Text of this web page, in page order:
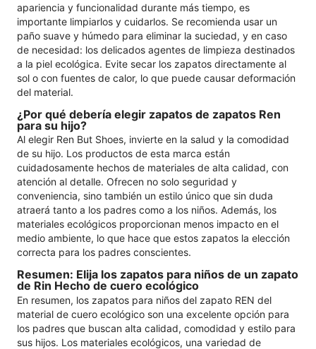
apariencia y funcionalidad durante más tiempo, es
importante limpiarlos y cuidarlos. Se recomienda usar un
paño suave y húmedo para eliminar la suciedad, y en caso
de necesidad: los delicados agentes de limpieza destinados
a la piel ecológica. Evite secar los zapatos directamente al
sol o con fuentes de calor, lo que puede causar deformación
del material.
¿Por qué debería elegir zapatos de zapatos Ren
para su hijo?
Al elegir Ren But Shoes, invierte en la salud y la comodidad
de su hijo. Los productos de esta marca están
cuidadosamente hechos de materiales de alta calidad, con
atención al detalle. Ofrecen no solo seguridad y
conveniencia, sino también un estilo único que sin duda
atraerá tanto a los padres como a los niños. Además, los
materiales ecológicos proporcionan menos impacto en el
medio ambiente, lo que hace que estos zapatos la elección
correcta para los padres conscientes.
Resumen: Elija los zapatos para niños de un zapato
de Rin Hecho de cuero ecológico
En resumen, los zapatos para niños del zapato REN del
material de cuero ecológico son una excelente opción para
los padres que buscan alta calidad, comodidad y estilo para
sus hijos. Los materiales ecológicos, una variedad de